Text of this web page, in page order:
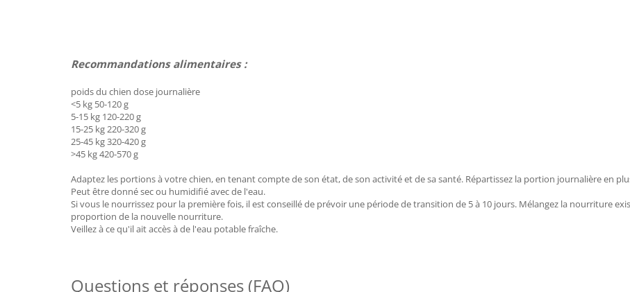
Recommandations alimentaires :
poids du chien dose journalière
<5 kg 50-120 g
5-15 kg 120-220 g
15-25 kg 220-320 g
25-45 kg 320-420 g
>45 kg 420-570 g
Adaptez les portions à votre chien, en tenant compte de son état, de son activité et de sa santé. Répartissez la portion journalière en
Peut être donné sec ou humidifié avec de l'eau.
Si vous le nourrissez pour la première fois, il est conseillé de prévoir une période de transition de 5 à 10 jours. Mélangez la nourriture
proportion de la nouvelle nourriture.
Veillez à ce qu'il ait accès à de l'eau potable fraîche.
Questions et réponses (FAQ)